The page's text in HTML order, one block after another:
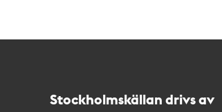
Stockholmskällan drivs av